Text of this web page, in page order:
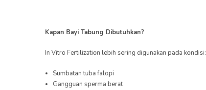
Kapan Bayi Tabung Dibutuhkan?
In Vitro Fertilization lebih sering digunakan pada kondisi:
Sumbatan tuba falopi
Gangguan sperma berat